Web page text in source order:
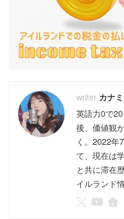
カナミ
英語力0で
後、価値観
く。2022年
て、現在は
と共に滞在
イルランド